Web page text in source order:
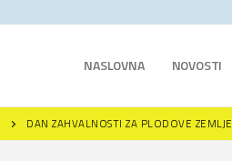
NASLOVNA NOVOSTI
DAN ZAHVALNOSTI ZA PLODOVE